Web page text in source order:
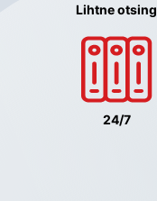
Lihtne otsing
24/7